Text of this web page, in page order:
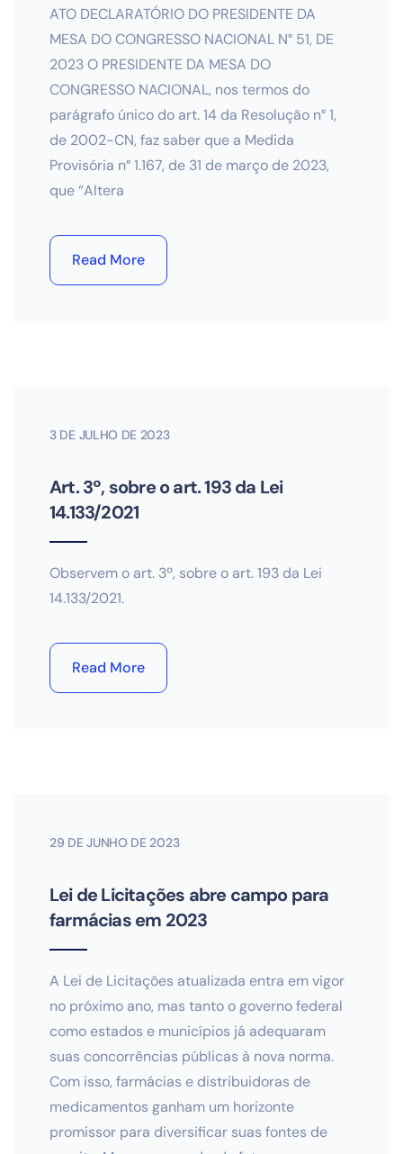
ATO DECLARATÓRIO DO PRESIDENTE DA
MESA DO CONGRESSO NACIONAL N° 51, DE
2023 O PRESIDENTE DA MESA DO
CONGRESSO NACIONAL, nos termos do
parágrafo único do art. 14 da Resolução n° 1,
de 2002-CN, faz saber que a Medida
Provisória n° 1.167, de 31 de março de 2023,
que “Altera
Read More
3 DE JULHO DE 2023
Art. 3º, sobre o art. 193 da Lei
14.133/2021
Observem o art. 3º, sobre o art. 193 da Lei
14.133/2021.
Read More
29 DE JUNHO DE 2023
Lei de Licitações abre campo para
farmácias em 2023
A Lei de Licitações atualizada entra em vigor
no próximo ano, mas tanto o governo federal
como estados e municípios já adequaram
suas concorrências públicas à nova norma.
Com isso, farmácias e distribuidoras de
medicamentos ganham um horizonte
promissor para diversificar suas fontes de